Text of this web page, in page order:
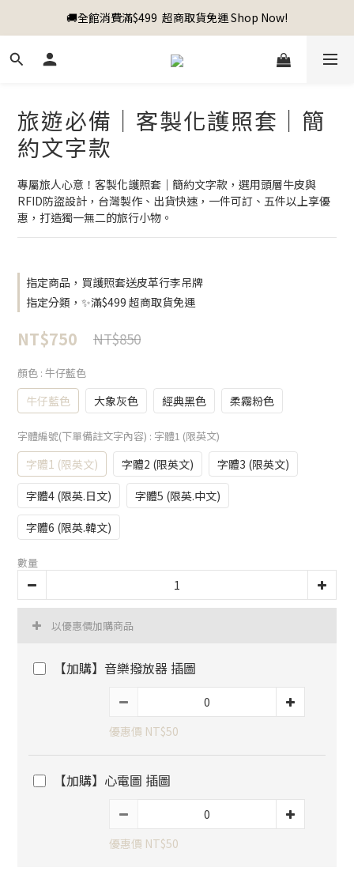
🚚全館消費滿$499  超商取貨免運 Shop Now!
旅遊必備｜客製化護照套｜簡
約文字款
專屬旅人心意！客製化護照套｜簡約文字款，選用頭層牛皮與
RFID防盜設計，台灣製作、出貨快速，一件可訂、五件以上享優
惠，打造獨一無二的旅行小物。
指定商品，買護照套送皮革行李吊牌
指定分類，✨滿$499 超商取貨免運
NT$750 NT$850
顏色 : 牛仔藍色
牛仔藍色 大象灰色 經典黑色 柔霧粉色
字體編號(下單備註文字內容) : 字體1 (限英文)
字體1 (限英文) 字體2 (限英文)
字體3 (限英文)
字體4 (限英.日文)
字體5 (限英.中文)
字體6 (限英.韓文)
數量
以優惠價加購商品
【加購】音樂撥放器 插圖
優惠價 NT$50
【加購】心電圖 插圖
優惠價 NT$50